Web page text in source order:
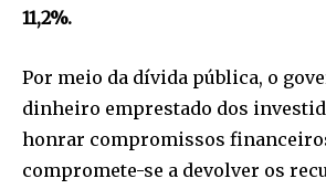
11,2%.
Por meio da dívida pública, o
dinheiro emprestado dos
honrar compromissos
compromete-se a devolver os